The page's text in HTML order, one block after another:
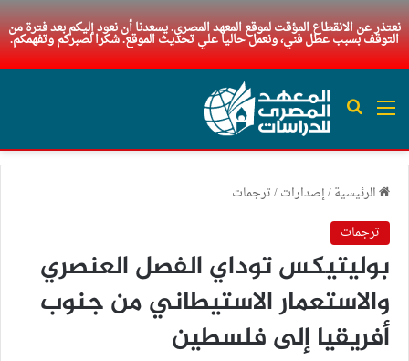
نعتذر عن الانقطاع المؤقت لموقع المعهد المصري. يسعدنا أن نعود إليكم بعد فترة من
التوقف بسبب عطل فني، ونعمل حاليا علي تحديث الموقع. شكرا لصبركم وتفهمكم.
القائمة بحث عن
الرئيسية/إصدارات/ترجمات
ترجمات
بوليتيكس توداي الفصل العنصري
والاستعمار الاستيطاني من جنوب
أفريقيا إلى فلسطين